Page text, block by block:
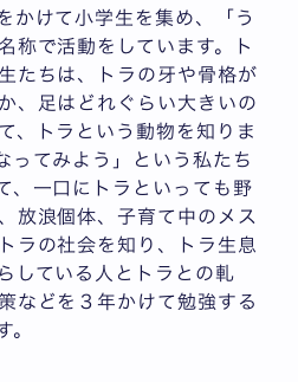
かけて小学生を集め、「う
称で活動をしています。ト
たちは、トラの牙や骨格が
、足はどれぐらい大きいの
、トラという動物を知りま
ってみよう」という私たち
、一口にトラといっても野
放浪個体、子育て中のメス
ラの社会を知り、トラ生息
している人とトラとの軋
などを３年かけて勉強する
。